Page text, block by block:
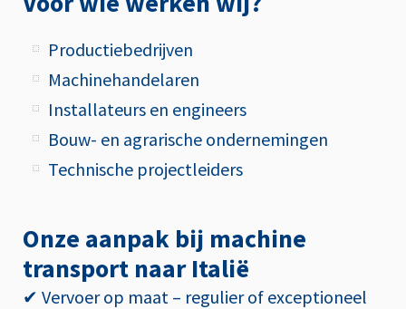
Productiebedrijven
Machinehandelaren
Installateurs en engineers
Bouw- en agrarische ondernemingen
Technische projectleiders
Onze aanpak bij machine
transport naar Italië
✔ Vervoer op maat – regulier of exceptioneel